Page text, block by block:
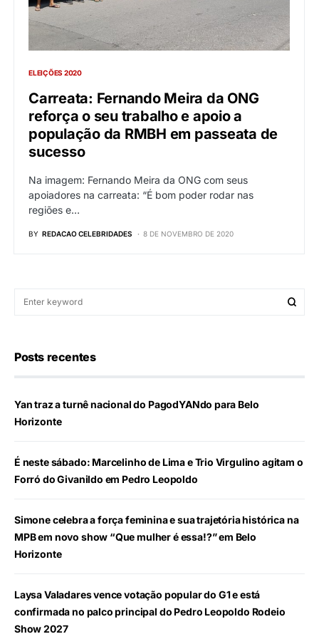
ELEIÇÕES 2020
Carreata: Fernando Meira da ONG
reforça o seu trabalho e apoio a
população da RMBH em passeata de
sucesso
Na imagem: Fernando Meira da ONG com seus
apoiadores na carreata: “É bom poder rodar nas
regiões e…
BY REDACAO CELEBRIDADES 8 DE NOVEMBRO DE 2020
Posts recentes
Yan traz a turnê nacional do PagodYANdo para Belo
Horizonte
É neste sábado: Marcelinho de Lima e Trio Virgulino agitam o
Forró do Givanildo em Pedro Leopoldo
Simone celebra a força feminina e sua trajetória histórica na
MPB em novo show “Que mulher é essa!?” em Belo
Horizonte
Laysa Valadares vence votação popular do G1 e está
confirmada no palco principal do Pedro Leopoldo Rodeio
Show 2027